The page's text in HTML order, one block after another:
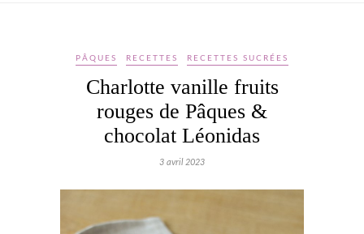
PÂQUES RECETTES RECETTES SUCRÉES
Charlotte vanille fruits
rouges de Pâques &
chocolat Léonidas
3 avril 2023